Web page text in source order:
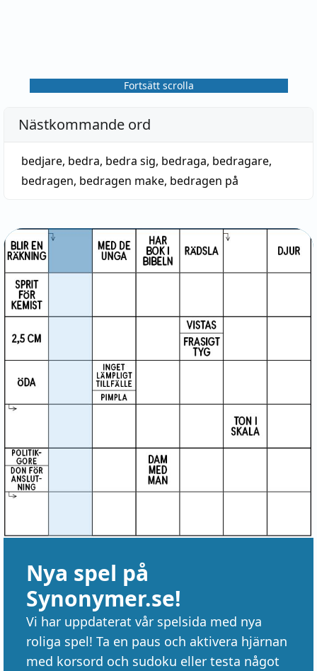
Fortsätt scrolla
Nästkommande ord
bedjare, bedra, bedra sig, bedraga, bedragare,
bedragen, bedragen make, bedragen på
Nya spel på
Synonymer.se!
Vi har uppdaterat vår spelsida med nya
roliga spel! Ta en paus och aktivera hjärnan
med korsord och sudoku eller testa något